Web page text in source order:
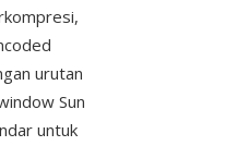
urutan
Sun
untuk